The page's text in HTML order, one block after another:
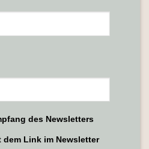
des Newsletters
Link im Newsletter